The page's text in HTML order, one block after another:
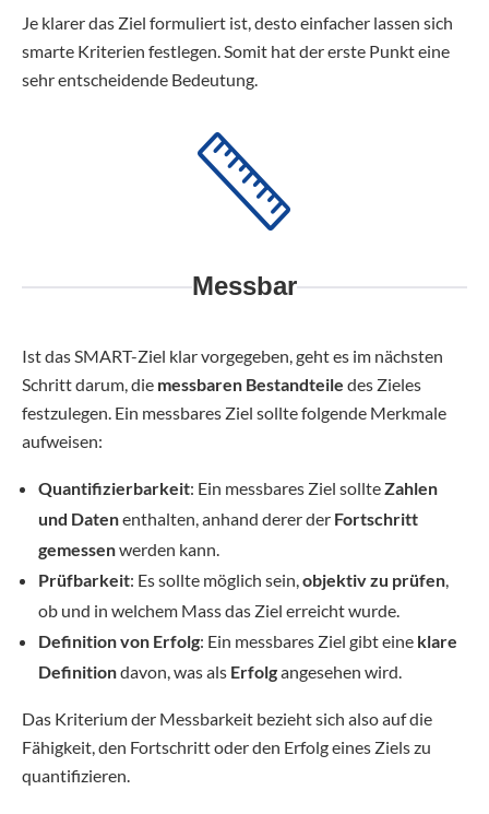
Je klarer das Ziel formuliert ist, desto einfacher lassen sich
smarte Kriterien festlegen. Somit hat der erste Punkt eine
sehr entscheidende Bedeutung.
Messbar
Ist das SMART-Ziel klar vorgegeben, geht es im nächsten
Schritt darum, die messbaren Bestandteile des Zieles
festzulegen. Ein messbares Ziel sollte folgende Merkmale
aufweisen:
Quantifizierbarkeit: Ein messbares Ziel sollteZahlen
und Datenenthalten, anhand derer der Fortschritt
gemessenwerden kann.
Prüfbarkeit: Es sollte möglich sein,objektiv zu prüfen,
ob und in welchem Mass das Ziel erreicht wurde.
Definition von Erfolg: Ein messbares Ziel gibt eine klare
Definitiondavon, was als Erfolgangesehen wird.
Das Kriterium der Messbarkeit bezieht sich also auf die
Fähigkeit, den Fortschritt oder den Erfolg eines Ziels zu
quantifizieren.